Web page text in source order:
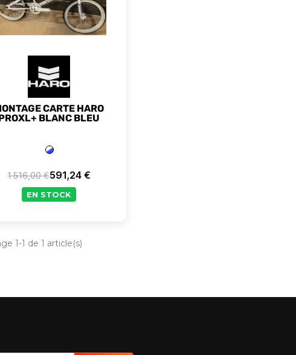
CARTE HARO
BLANC BLEU
Prix de base
1 516,00 €Prix
591,24 €
EN STOCK
1-1 de 1 article(s)